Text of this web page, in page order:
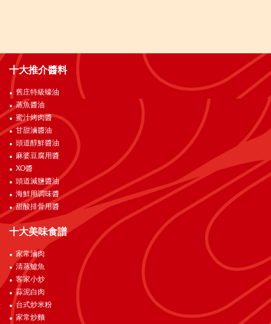
十大推介醬料
舊庄特級蠔油
蒸魚醬油
蜜汁烤肉醬
甘甜滷醬油
頭道醇鮮醬油
麻婆豆腐用醬
XO醬
頭道減鹽醬油
海鮮用調味醬
甜酸排骨用醬
十大美味食譜
家常滷肉
清蒸鱸魚
客家小炒
蒜泥白肉
台式炒米粉
家常炒麵